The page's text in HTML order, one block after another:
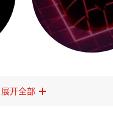
展开全部